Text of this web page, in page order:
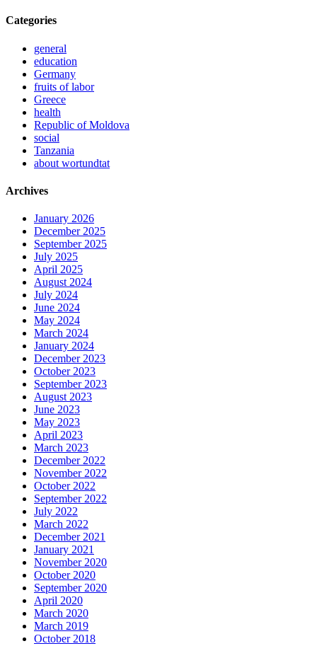
Categories
general
education
Germany
fruits of labor
Greece
health
Republic of Moldova
social
Tanzania
about wortundtat
Archives
January 2026
December 2025
September 2025
July 2025
April 2025
August 2024
July 2024
June 2024
May 2024
March 2024
January 2024
December 2023
October 2023
September 2023
August 2023
June 2023
May 2023
April 2023
March 2023
December 2022
November 2022
October 2022
September 2022
July 2022
March 2022
December 2021
January 2021
November 2020
October 2020
September 2020
April 2020
March 2020
March 2019
October 2018